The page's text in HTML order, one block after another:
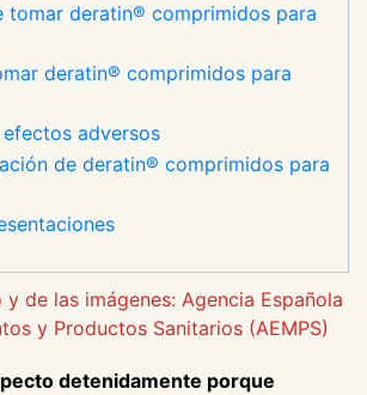
tomar deratin® comprimidos para
deratin® comprimidos para
efectos adversos
de deratin® comprimidos para
de las imágenes: Agencia Española
y Productos Sanitarios (AEMPS)
detenidamente porque